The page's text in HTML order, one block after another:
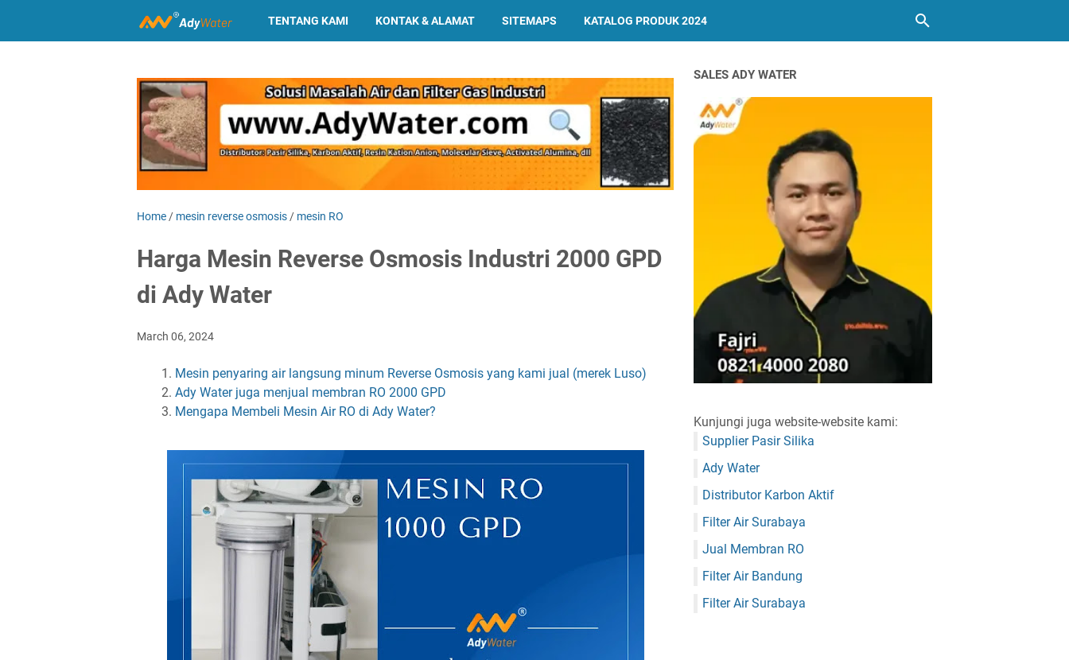
TENTANG KAMI KONTAK & ALAMAT SITEMAPS KATALOG PRODUK 2024
Home / mesin reverse osmosis / mesin RO
Harga Mesin Reverse Osmosis Industri 2000 GPD
di Ady Water
March 06, 2024
Mesin penyaring air langsung minum Reverse Osmosis yang kami jual (merek Luso)
Ady Water juga menjual membran RO 2000 GPD
Mengapa Membeli Mesin Air RO di Ady Water?
SALES ADY WATER
Kunjungi juga website-website kami:
Supplier Pasir Silika
Ady Water
Distributor Karbon Aktif
Filter Air Surabaya
Jual Membran RO
Filter Air Bandung
Filter Air Surabaya